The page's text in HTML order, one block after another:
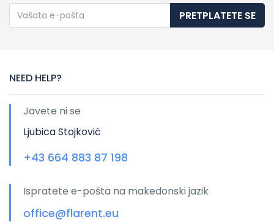
PRETPLATETE SE
NEED HELP?
Javete ni se
Ljubica Stojković
+43 664 883 87 198
Ispratete e-pošta na makedonski jazik
office@flarent.eu